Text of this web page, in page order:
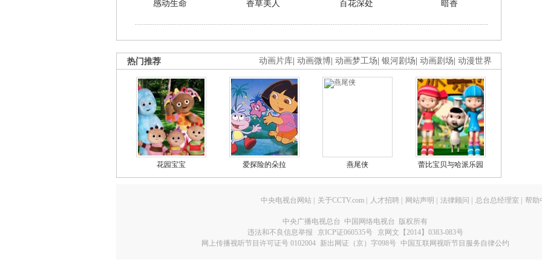
感动生命 香草美人 百花深处 暗香
动画片库 动画微博 动画梦工场 银河剧场 动画剧场 动漫世界
热门推荐
花园宝宝 爱探险的朵拉 燕尾侠 蕾比宝贝与哈派乐园
中央电视台网站 关于CCTV.com 人才招聘 网站声明 法律顾问 总台总经理室 帮助
中央广播电视总台 中国网络电视台 版权所有
违法和不良信息举报
京ICP证060535号
京网文【2014】0383-083号
网上传播视听节目许可证号 0102004 新出网证（京）字098号 中国互联网视听节目服务自律公约